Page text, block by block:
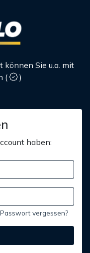
Sie u.a. mit
(
)
haben:
Passwort vergessen?